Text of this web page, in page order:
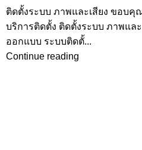
ติดตั้งระบบ ภาพและเสียง ขอบคุ
บริการติดตั้ง ติดตั้งระบบ ภาพแล
ออกแบบ ระบบติดตั้...
Continue reading